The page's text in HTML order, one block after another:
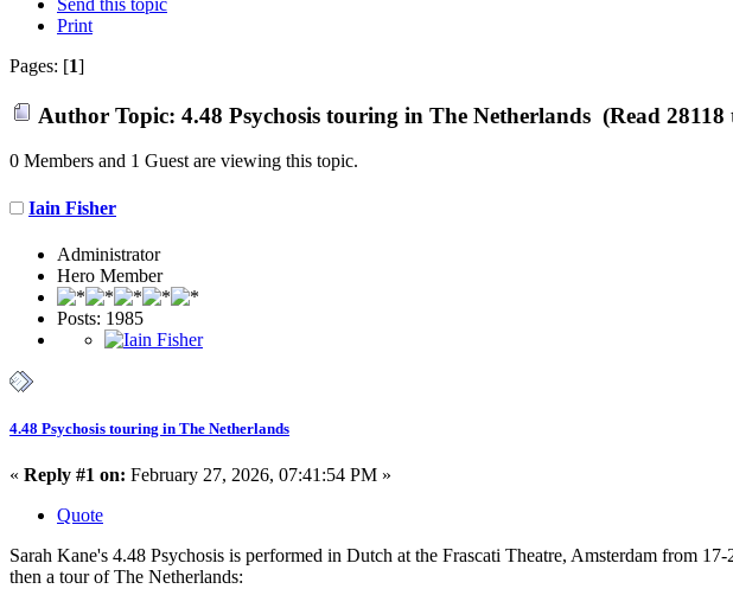
Send this topic
Print
Pages: [1]
Author Topic: 4.48 Psychosis touring in The Netherlands (Read 28118
0 Members and 1 Guest are viewing this topic.
Iain Fisher
Administrator
Hero Member
Posts: 1985
4.48 Psychosis touring in The Netherlands
« Reply #1 on: February 27, 2026, 07:41:54 PM »
Quote
Sarah Kane's 4.48 Psychosis is performed in Dutch at the Frascati Theatre, Amsterdam from
then a tour of The Netherlands: